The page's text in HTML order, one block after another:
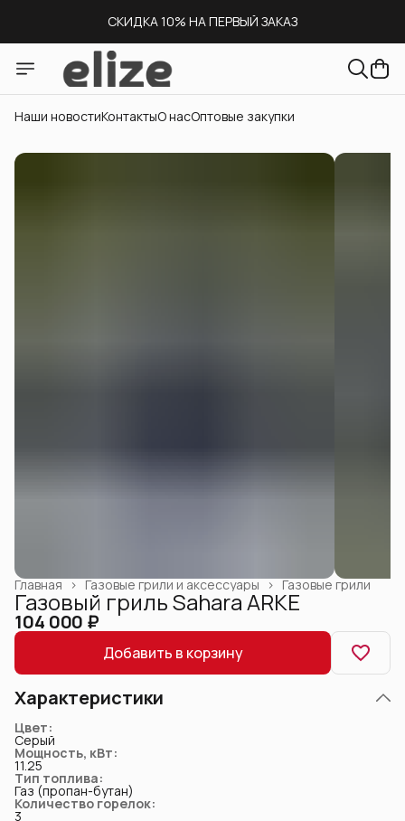
СКИДКА 10% НА ПЕРВЫЙ ЗАКАЗ
СКЛАД В МОСКВЕ
ДОСТАВКА ПО ВСЕЙ РОССИИ
Наши новостиКонтактыО насОптовые закупки
Газовые грили
Газовые грили и аксессуары ›
Главная ›
Газовый гриль Sahara ARKE
104 000 ₽
Добавить в корзину
Характеристики
Цвет:
Серый
Мощность, кВт:
11.25
Тип топлива:
Газ (пропан-бутан)
Количество горелок:
3